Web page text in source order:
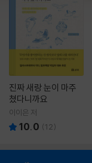
진짜 새랑 눈이 마주
쳤다니까요
이이은 저
10.0 (12)